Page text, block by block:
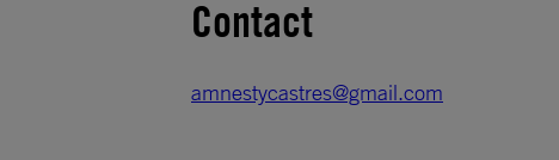
Contact
amnestycastres@gmail.com